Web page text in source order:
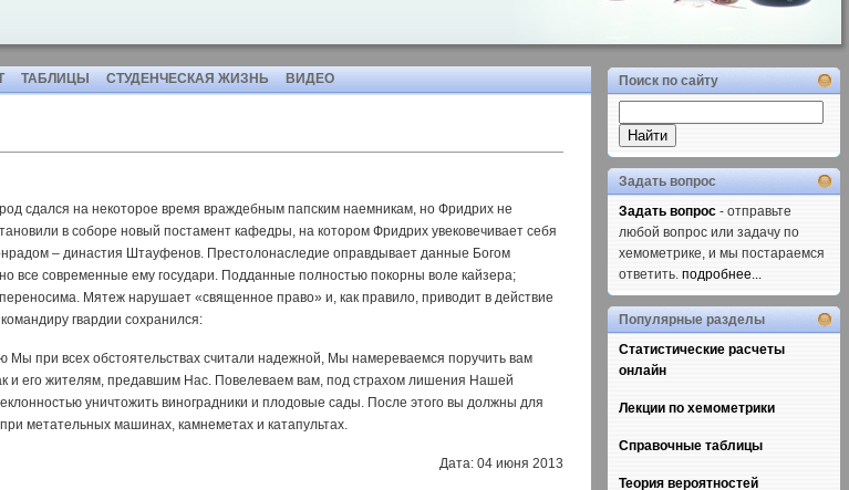
ТАБЛИЦЫ СТУДЕНЧЕСКАЯ ЖИЗНЬ ВИДЕО
сдался на некоторое время враждебным папским наемникам, но Фридрих не
в соборе новый постамент кафедры, на котором Фридрих увековечивает себя
– династия Штауфенов. Престолонаследие оправдывает данные Богом
все современные ему государи. Подданные полностью покорны воле кайзера;
Мятеж нарушает «священное право» и, как правило, приводит в действие
гвардии сохранился:
Мы при всех обстоятельствах считали надежной, Мы намереваемся поручить вам
и его жителям, предавшим Нас. Повелеваем вам, под страхом лишения Нашей
уничтожить виноградники и плодовые сады. После этого вы должны для
метательных машинах, камнеметах и катапультах.
Дата: 04 июня 2013
Поиск по сайту
Задать вопрос
Задать вопрос - отправьте
любой вопрос или задачу по
хемометрике, и мы постараемся
ответить. подробнее...
Популярные разделы
Статистические расчеты
онлайн
Лекции по хемометрики
Справочные таблицы
Теория вероятностей